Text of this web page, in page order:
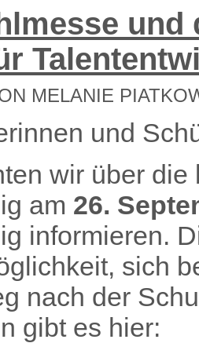
und
MELANIE
und
wir über
am 26.
informieren.
sich
nach der
gibt es hier: